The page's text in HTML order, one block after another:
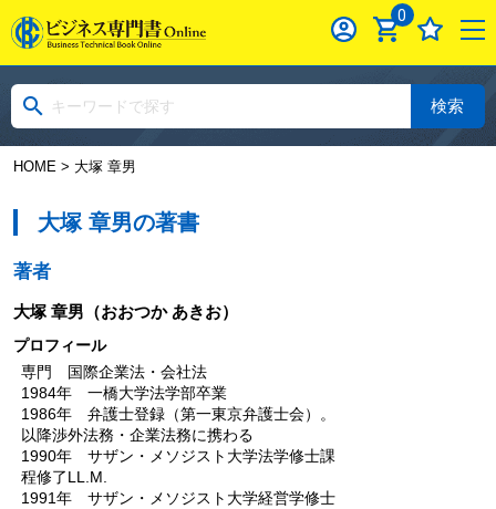
0
検索
HOME> 大塚 章男
大塚 章男の著書
著者
大塚 章男 （おおつか あきお）
プロフィール
専門 国際企業法・会社法
1984年 一橋大学法学部卒業
1986年 弁護士登録（第一東京弁護士会）。
以降渉外法務・企業法務に携わる
1990年 サザン・メソジスト大学法学修士課
程修了LL.M.
1991年 サザン・メソジスト大学経営学修士